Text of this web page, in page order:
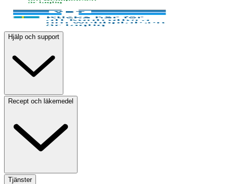
Hjälp och support
Recept och läkemedel
Tjänster